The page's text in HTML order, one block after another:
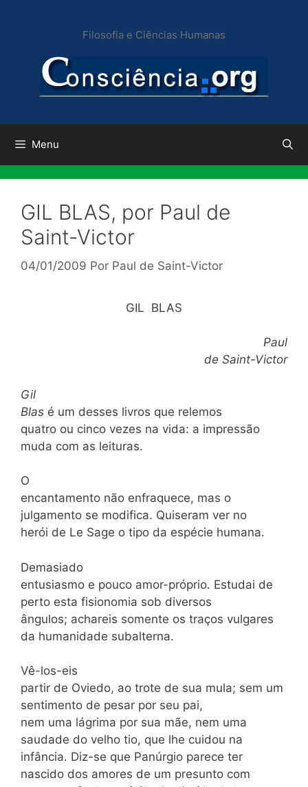
conteúdo
Filosofia e Ciências Humanas
Menu
GIL BLAS, por Paul de
Saint-Victor
04/01/2009 Por Paul de Saint-Victor
GIL BLAS
Paul
de Saint-Victor
Gil
Blas é um desses livros que relemos
quatro ou cinco vezes na vida: a impressão
muda com as leituras.
O
encantamento não enfraquece, mas o
julgamento se modifica. Quiseram ver no
herói de Le Sage o tipo da espécie humana.
Demasiado
entusiasmo e pouco amor-próprio. Estudai de
perto esta fisionomia sob diversos
ângulos; achareis somente os traços vulgares
da humanidade subalterna.
Vê-los-eis
partir de Oviedo, ao trote de sua mula; sem um
sentimento de pesar por seu pai,
nem uma lágrima por sua mãe, nem uma
saudade do velho tio, que lhe cuidou na
infância. Diz-se que Panúrgio parece ter
nascido dos amores de um presunto com